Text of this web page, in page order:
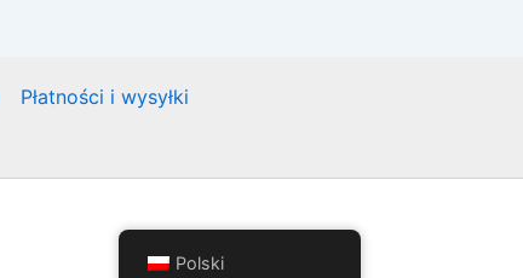
Płatności i wysyłki
Polski